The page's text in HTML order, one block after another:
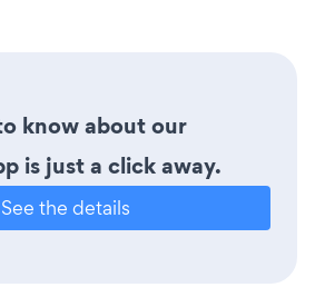
know about our
is just a click away.
See the details